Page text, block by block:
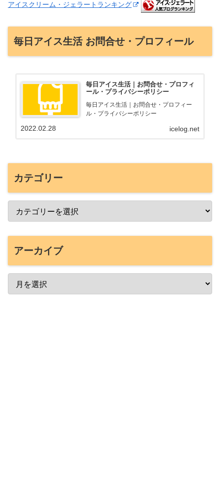
アイスクリーム・ジェラートランキング
毎日アイス生活 お問合せ・プロフィール
毎日アイス生活｜お問合せ・プロフィ
ール・プライバシーポリシー
毎日アイス生活｜お問合せ・プロフィー
ル・プライバシーポリシー
icelog.net
2022.02.28
カテゴリー
アーカイブ